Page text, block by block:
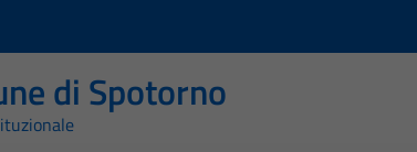
di Spotorno